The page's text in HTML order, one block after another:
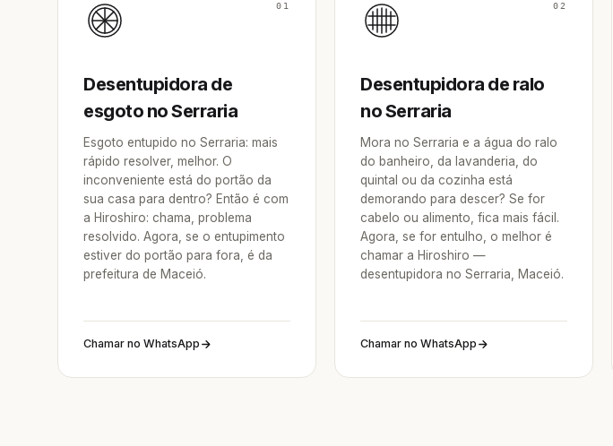
01
Desentupidora de
esgoto no Serraria
Esgoto entupido no Serraria: mais
rápido resolver, melhor. O
inconveniente está do portão da
sua casa para dentro? Então é com
a Hiroshiro: chama, problema
resolvido. Agora, se o entupimento
estiver do portão para fora, é da
prefeitura de Maceió.
Chamar no WhatsApp
02
Desentupidora de ralo
no Serraria
Mora no Serraria e a água do ralo
do banheiro, da lavanderia, do
quintal ou da cozinha está
demorando para descer? Se for
cabelo ou alimento, fica mais fácil.
Agora, se for entulho, o melhor é
chamar a Hiroshiro —
desentupidora no Serraria, Maceió.
Chamar no WhatsApp